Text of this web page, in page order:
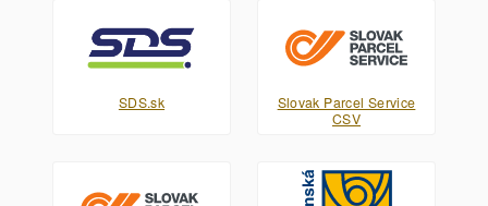
SDS.sk
Slovak Parcel Service
CSV